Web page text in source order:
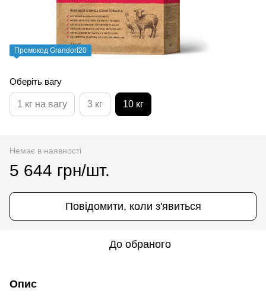
Промокод Grandorf20
Оберіть вагу
1 кг на вагу 3 кг 10 кг
Немає в наявності
5 644 грн/шт.
Повідомити, коли з'явиться
До обраного
Опис